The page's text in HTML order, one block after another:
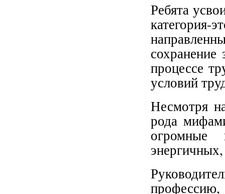
Ребята
сохранение
процессе
условий
Несмотря
рода
огромные